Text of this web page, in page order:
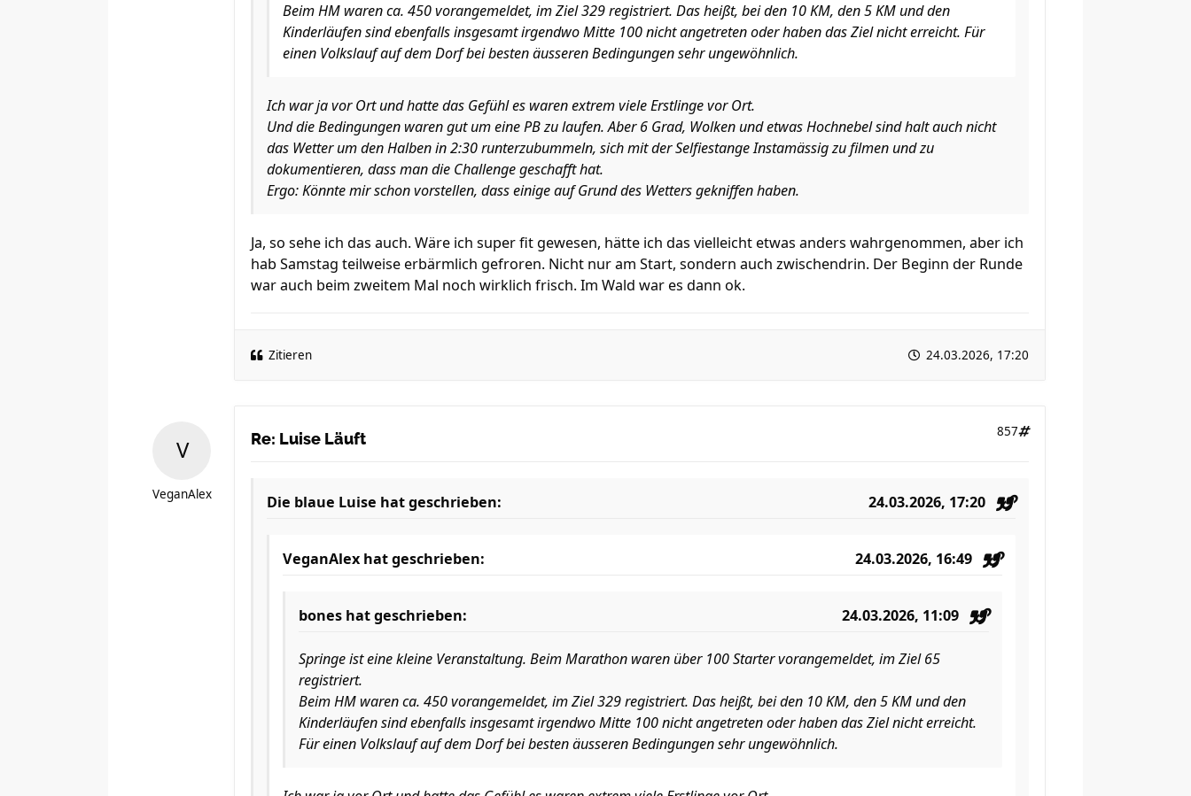
Beim HM waren ca. 450 vorangemeldet, im Ziel 329 registriert. Das heißt, bei den 10 KM, den 5 KM und den
Kinderläufen sind ebenfalls insgesamt irgendwo Mitte 100 nicht angetreten oder haben das Ziel nicht erreicht. Für
einen Volkslauf auf dem Dorf bei besten äusseren Bedingungen sehr ungewöhnlich.
Ich war ja vor Ort und hatte das Gefühl es waren extrem viele Erstlinge vor Ort.
Und die Bedingungen waren gut um eine PB zu laufen. Aber 6 Grad, Wolken und etwas Hochnebel sind halt auch nicht
das Wetter um den Halben in 2:30 runterzubummeln, sich mit der Selfiestange Instamässig zu filmen und zu
dokumentieren, dass man die Challenge geschafft hat.
Ergo: Könnte mir schon vorstellen, dass einige auf Grund des Wetters gekniffen haben.
Ja, so sehe ich das auch. Wäre ich super fit gewesen, hätte ich das vielleicht etwas anders wahrgenommen, aber ich
hab Samstag teilweise erbärmlich gefroren. Nicht nur am Start, sondern auch zwischendrin. Der Beginn der Runde
war auch beim zweitem Mal noch wirklich frisch. Im Wald war es dann ok.
Zitieren 24.03.2026, 17:20
VeganAlex
Re: Luise Läuft 857
Die blaue Luise hat geschrieben: 24.03.2026, 17:20
VeganAlex hat geschrieben: 24.03.2026, 16:49
bones hat geschrieben: 24.03.2026, 11:09
Springe ist eine kleine Veranstaltung. Beim Marathon waren über 100 Starter vorangemeldet, im Ziel 65
registriert.
Beim HM waren ca. 450 vorangemeldet, im Ziel 329 registriert. Das heißt, bei den 10 KM, den 5 KM und den
Kinderläufen sind ebenfalls insgesamt irgendwo Mitte 100 nicht angetreten oder haben das Ziel nicht erreicht.
Für einen Volkslauf auf dem Dorf bei besten äusseren Bedingungen sehr ungewöhnlich.